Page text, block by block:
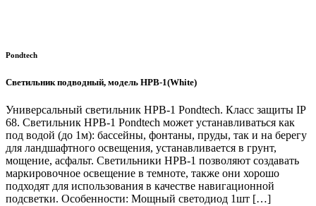
Pondtech
Светильник подводный, модель HPB-1(White)
Универсальный светильник HPB-1 Pondtech. Класс защиты IP
68. Cветильник HPB-1 Pondtech может устанавливаться как
под водой (до 1м): бассейны, фонтаны, пруды, так и на берегу
для ландшафтного освещения, устанавливается в грунт,
мощение, асфальт. Cветильники HPB-1 позволяют создавать
маркировочное освещение в темноте, также они хорошо
подходят для использования в качестве навигационной
подсветки. Особенности: Мощный светодиод 1шт […]